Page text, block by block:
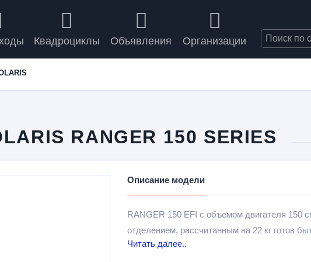
Квадроциклы Объявления Организации
RANGER 150 SERIES
Описание модели
RANGER 150 EFI с объемом двигателя 150
отделением, рассчитанным на 22 кг готов
настоящих внедорожных приключениях! При
Читать далее..